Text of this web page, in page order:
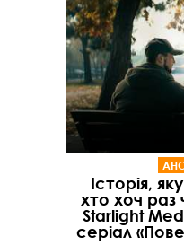
Історія,
хто хоч раз
Starlight
серіал